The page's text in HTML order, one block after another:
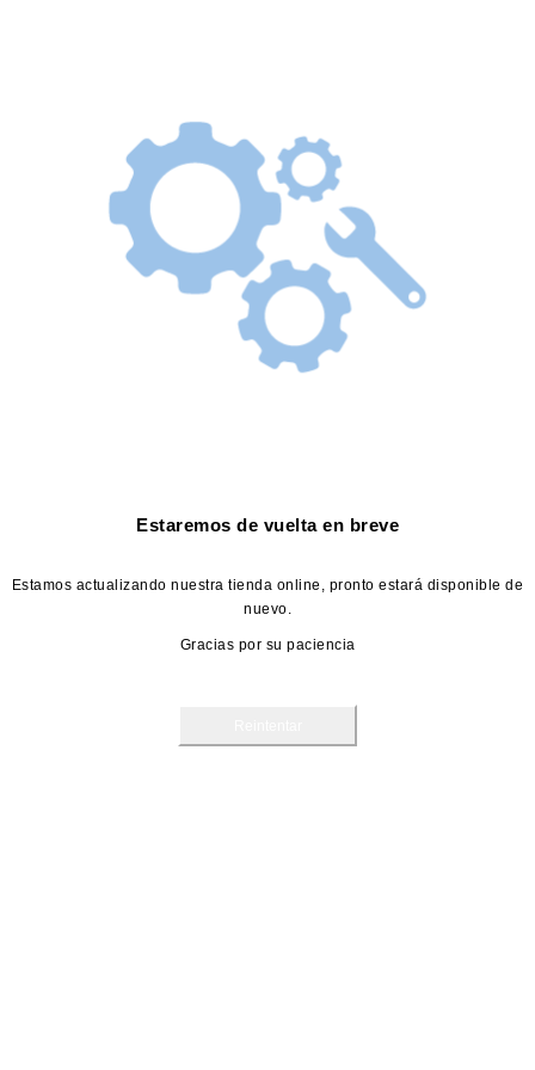
Estaremos de vuelta en breve
Estamos actualizando nuestra tienda online, pronto estará disponible de
nuevo.
Gracias por su paciencia